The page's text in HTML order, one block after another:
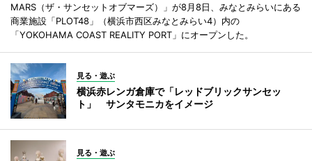
MARS（ザ・サンセットオブマーズ）」が8月8日、みなとみらいにある
商業施設「PLOT48」（横浜市西区みなとみらい4）内の
「YOKOHAMA COAST REALITY PORT」にオープンした。
見る・遊ぶ
横浜赤レンガ倉庫で「レッドブリックサンセッ
ト」 サンタモニカをイメージ
見る・遊ぶ